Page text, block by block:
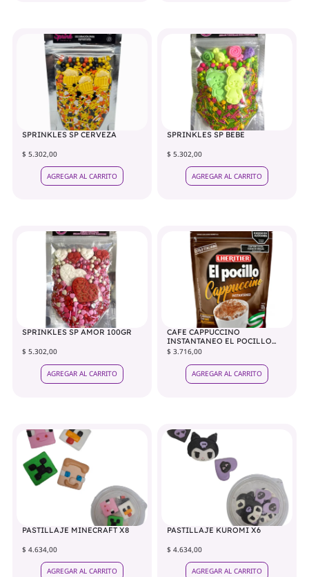
SPRINKLES SP CERVEZA
$ 5.302,00
AGREGAR AL CARRITO
SPRINKLES SP BEBE
$ 5.302,00
AGREGAR AL CARRITO
SPRINKLES SP AMOR 100GR
$ 5.302,00
AGREGAR AL CARRITO
CAFE CAPPUCCINO
INSTANTANEO EL POCILLO
125GR
$ 3.716,00
AGREGAR AL CARRITO
PASTILLAJE MINECRAFT X8
$ 4.634,00
AGREGAR AL CARRITO
PASTILLAJE KUROMI X6
$ 4.634,00
AGREGAR AL CARRITO